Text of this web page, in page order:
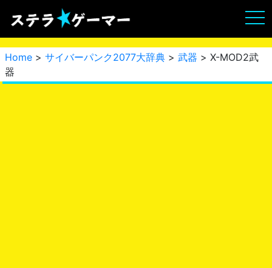
Home > サイバーパンク2077大辞典 > 武器 > X-MOD2武
器